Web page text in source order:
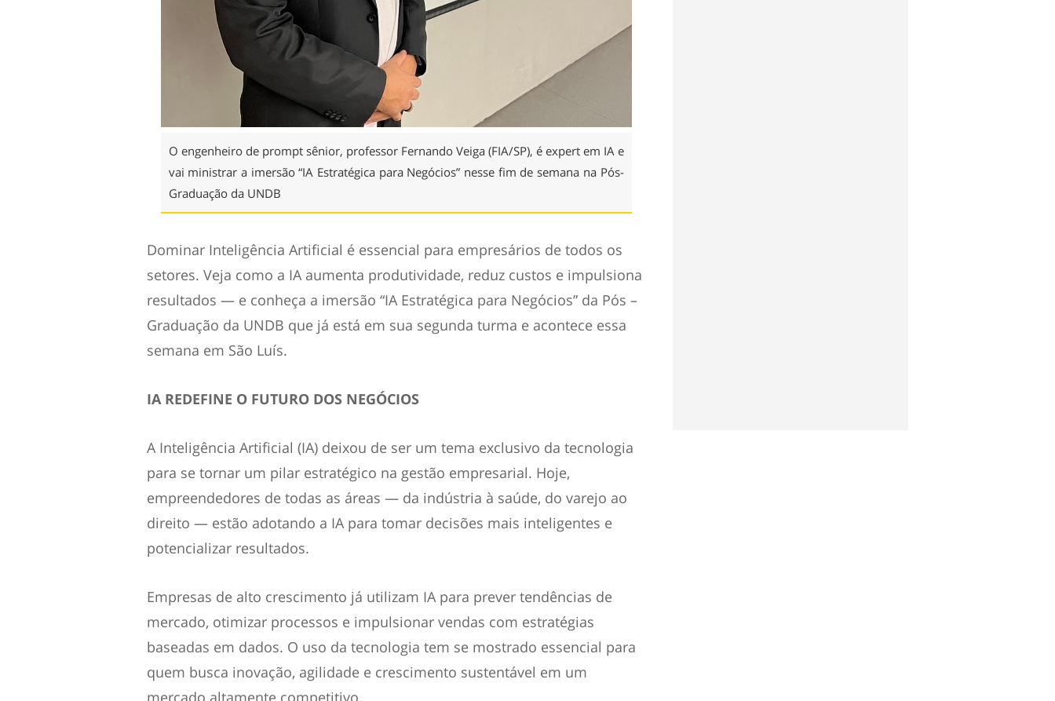
O engenheiro de prompt sênior, professor Fernando Veiga (FIA/SP), é expert em IA e
vai ministrar a imersão “IA Estratégica para Negócios” nesse fim de semana na Pós-
Graduação da UNDB
Dominar Inteligência Artificial é essencial para empresários de todos os
setores. Veja como a IA aumenta produtividade, reduz custos e impulsiona
resultados — e conheça a imersão “IA Estratégica para Negócios” da Pós –
Graduação da UNDB que já está em sua segunda turma e acontece essa
semana em São Luís.
IA REDEFINE O FUTURO DOS NEGÓCIOS
A Inteligência Artificial (IA) deixou de ser um tema exclusivo da tecnologia
para se tornar um pilar estratégico na gestão empresarial. Hoje,
empreendedores de todas as áreas — da indústria à saúde, do varejo ao
direito — estão adotando a IA para tomar decisões mais inteligentes e
potencializar resultados.
Empresas de alto crescimento já utilizam IA para prever tendências de
mercado, otimizar processos e impulsionar vendas com estratégias
baseadas em dados. O uso da tecnologia tem se mostrado essencial para
quem busca inovação, agilidade e crescimento sustentável em um
mercado altamente competitivo.